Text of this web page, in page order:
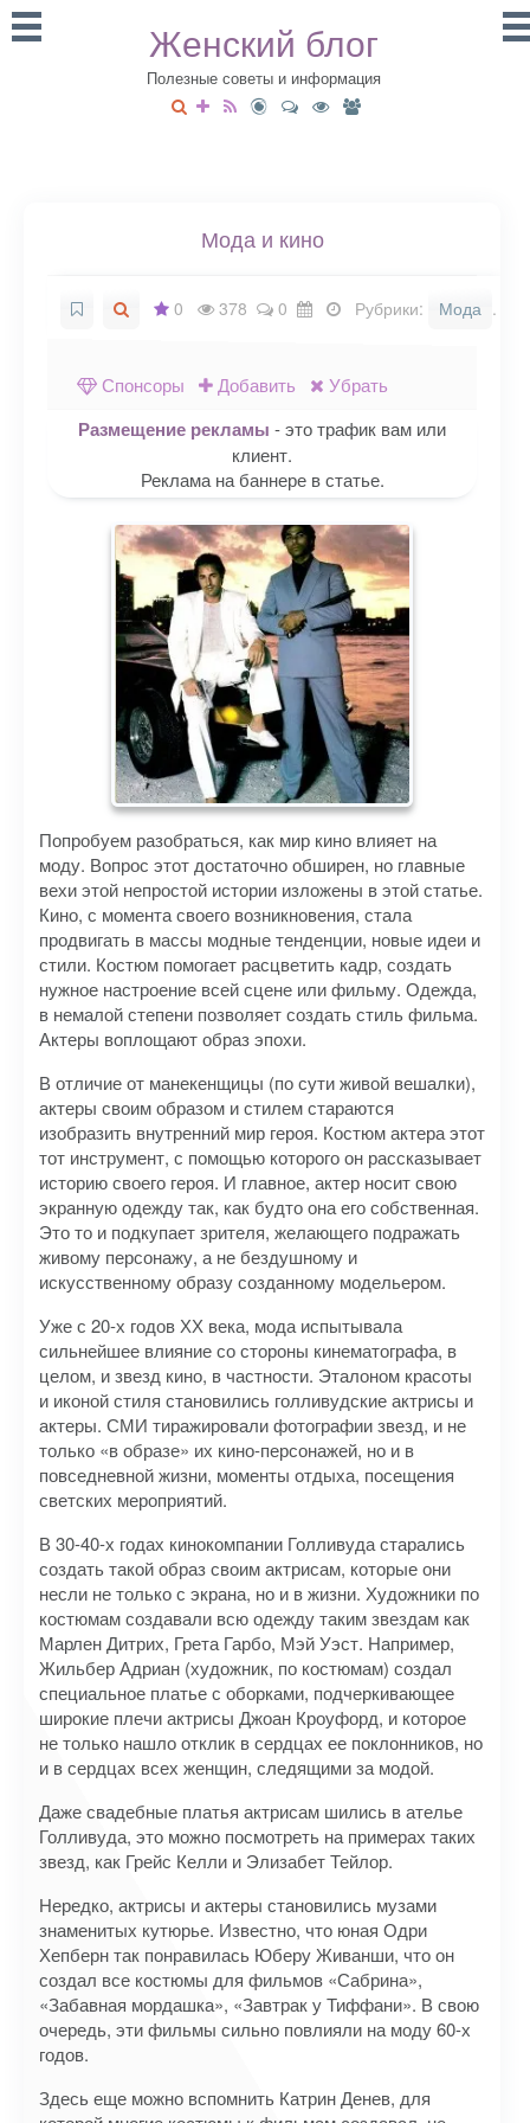
Женский блог
Полезные советы и информация
Мода и кино
0 378 0 Рубрики: Мода .
Спонсоры Добавить Убрать
Размещение рекламы - это трафик вам или
клиент.
Реклама на баннере в статье.
Попробуем разобраться, как мир кино влияет на
моду. Вопрос этот достаточно обширен, но главные
вехи этой непростой истории изложены в этой статье.
Кино, с момента своего возникновения, стала
продвигать в массы модные тенденции, новые идеи и
стили. Костюм помогает расцветить кадр, создать
нужное настроение всей сцене или фильму. Одежда,
в немалой степени позволяет создать стиль фильма.
Актеры воплощают образ эпохи.
В отличие от манекенщицы (по сути живой вешалки),
актеры своим образом и стилем стараются
изобразить внутренний мир героя. Костюм актера этот
тот инструмент, с помощью которого он рассказывает
историю своего героя. И главное, актер носит свою
экранную одежду так, как будто она его собственная.
Это то и подкупает зрителя, желающего подражать
живому персонажу, а не бездушному и
искусственному образу созданному модельером.
Уже с 20-х годов ХХ века, мода испытывала
сильнейшее влияние со стороны кинематографа, в
целом, и звезд кино, в частности. Эталоном красоты
и иконой стиля становились голливудские актрисы и
актеры. СМИ тиражировали фотографии звезд, и не
только «в образе» их кино-персонажей, но и в
повседневной жизни, моменты отдыха, посещения
светских мероприятий.
В 30-40-х годах кинокомпании Голливуда старались
создать такой образ своим актрисам, которые они
несли не только с экрана, но и в жизни. Художники по
костюмам создавали всю одежду таким звездам как
Марлен Дитрих, Грета Гарбо, Мэй Уэст. Например,
Жильбер Адриан (художник, по костюмам) создал
специальное платье с оборками, подчеркивающее
широкие плечи актрисы Джоан Кроуфорд, и которое
не только нашло отклик в сердцах ее поклонников, но
и в сердцах всех женщин, следящими за модой.
Даже свадебные платья актрисам шились в ателье
Голливуда, это можно посмотреть на примерах таких
звезд, как Грейс Келли и Элизабет Тейлор.
Нередко, актрисы и актеры становились музами
знаменитых кутюрье. Известно, что юная Одри
Хепберн так понравилась Юберу Живанши, что он
создал все костюмы для фильмов «Сабрина»,
«Забавная мордашка», «Завтрак у Тиффани». В свою
очередь, эти фильмы сильно повлияли на моду 60-х
годов.
Здесь еще можно вспомнить Катрин Денев, для